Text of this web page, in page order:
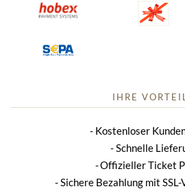
IHRE
Kostenloser
Schnelle
Offizieller Ticket
Sichere Bezahlung mit